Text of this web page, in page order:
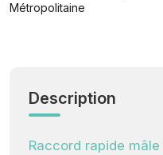
Métropolitaine
Description
Raccord rapide